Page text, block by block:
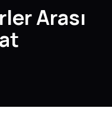
Arası